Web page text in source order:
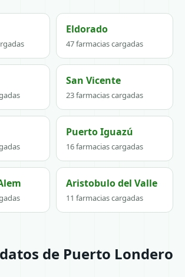
Eldorado
47 farmacias cargadas
San Vicente
23 farmacias cargadas
Puerto Iguazú
16 farmacias cargadas
Aristobulo del Valle
11 farmacias cargadas
de Puerto Londero